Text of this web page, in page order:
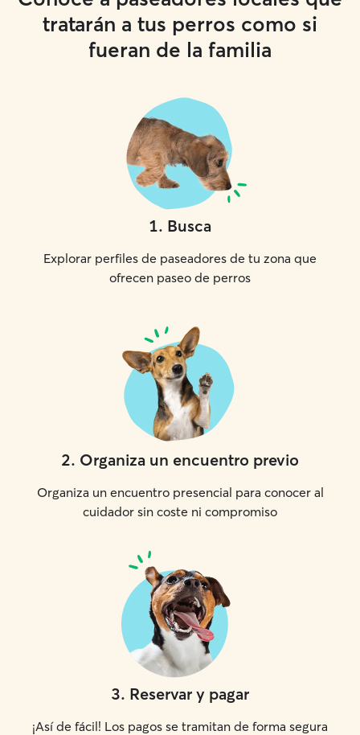
tratarán a tus perros como si
fueran de la familia
1. Busca
Explorar perfiles de paseadores de tu zona que
ofrecen paseo de perros
2. Organiza un encuentro previo
Organiza un encuentro presencial para conocer al
cuidador sin coste ni compromiso
3. Reservar y pagar
¡Así de fácil! Los pagos se tramitan de forma segura